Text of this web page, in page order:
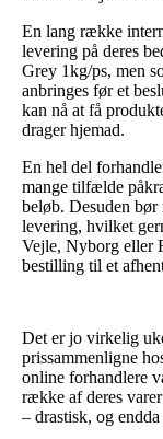
En lang række
levering på deres
Grey 1kg/ps, men
anbringes før et
kan nå at få
drager hjemad.
En hel del
mange tilfælde
beløb. Desuden
levering, hvilket
Vejle, Nyborg eller
bestilling til et
Det er jo virkelig
prissammenligne
online forhandlere
række af deres
– drastisk, og